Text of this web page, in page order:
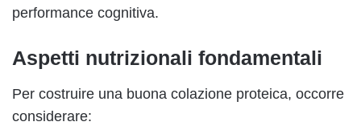
performance cognitiva.
Aspetti nutrizionali fondamentali
Per costruire una buona colazione proteica, occorre
considerare: